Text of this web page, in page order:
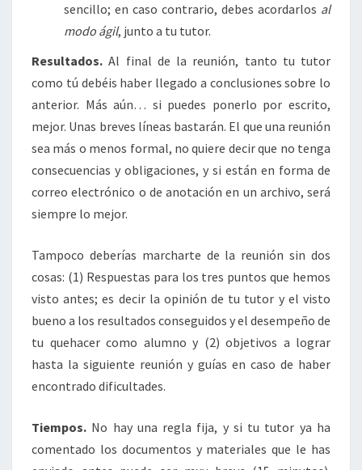
sencillo; en caso contrario, debes acordarlos al
modo ágil, junto a tu tutor.
Resultados. Al final de la reunión, tanto tu tutor
como tú debéis haber llegado a conclusiones sobre lo
anterior. Más aún… si puedes ponerlo por escrito,
mejor. Unas breves líneas bastarán. El que una reunión
sea más o menos formal, no quiere decir que no tenga
consecuencias y obligaciones, y si están en forma de
correo electrónico o de anotación en un archivo, será
siempre lo mejor.
Tampoco deberías marcharte de la reunión sin dos
cosas: (1) Respuestas para los tres puntos que hemos
visto antes; es decir la opinión de tu tutor y el visto
bueno a los resultados conseguidos y el desempeño de
tu quehacer como alumno y (2) objetivos a lograr
hasta la siguiente reunión y guías en caso de haber
encontrado dificultades.
Tiempos. No hay una regla fija, y si tu tutor ya ha
comentado los documentos y materiales que le has